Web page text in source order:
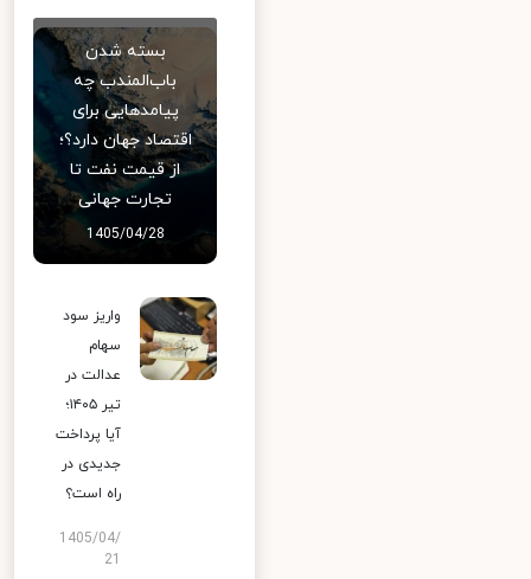
بسته شدن
باب‌المندب چه
پیامدهایی برای
اقتصاد جهان دارد؟؛
از قیمت نفت تا
تجارت جهانی
1405/04/28
واریز سود
سهام
عدالت در
تیر ۱۴۰۵؛
آیا پرداخت
جدیدی در
راه است؟
1405/04/